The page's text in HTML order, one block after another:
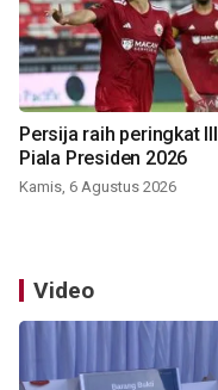
Persija raih peringkat III
Piala Presiden 2026
Kamis, 6 Agustus 2026
Video